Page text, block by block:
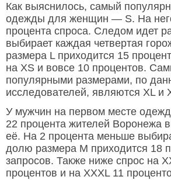
Как выяснилось, самый
одежды для женщин — S. На
процента спроса. Следом идет
выбирает каждая четвертая
размера L приходится 15
на XS и вовсе 10 процентов.
популярными размерами, по
исследователей, являются XL и
У мужчин на первом месте
22 процента жителей Воронежа
её. На 2 процента меньше
долю размера M приходится 18
запросов. Также ниже спрос на
процентов и на XXXL 11